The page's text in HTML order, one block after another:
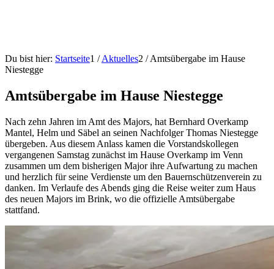
Du bist hier: Startseite1 / Aktuelles2 / Amtsübergabe im Hause
Niestegge
Amtsübergabe im Hause Niestegge
Nach zehn Jahren im Amt des Majors, hat Bernhard Overkamp
Mantel, Helm und Säbel an seinen Nachfolger Thomas Niestegge
übergeben. Aus diesem Anlass kamen die Vorstandskollegen
vergangenen Samstag zunächst im Hause Overkamp im Venn
zusammen um dem bisherigen Major ihre Aufwartung zu machen
und herzlich für seine Verdienste um den Bauernschützenverein zu
danken. Im Verlaufe des Abends ging die Reise weiter zum Haus
des neuen Majors im Brink, wo die offizielle Amtsübergabe
stattfand.